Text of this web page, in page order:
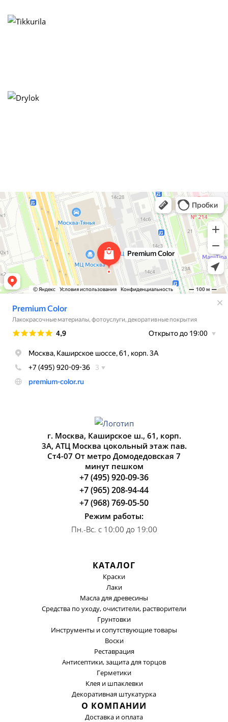
Premium Color
Лакокрасочные материалы в Москве
Декоративные покрытия в Москве
г. Москва, Каширское ш., 61, корп.
3А, АТЦ Москва цокольный этаж пав.
Ст4-07 От метро Домодедовская 7
минут пешком
+7 (495) 920-09-36
+7 (965) 208-94-44
+7 (968) 769-05-50
Режим работы:
Пн.-Вс. с 10:00 до 19:00
КАТАЛОГ
Краски
Лаки
Масла для древесины
Средства по уходу, очистители, растворители
Грунтовки
Инструменты и сопутствующие товары
Воски
Реставрация
Антисептики, защита для торцов
Герметики
Клея и шпаклевки
Декоративная штукатурка
О КОМПАНИИ
Доставка и оплата